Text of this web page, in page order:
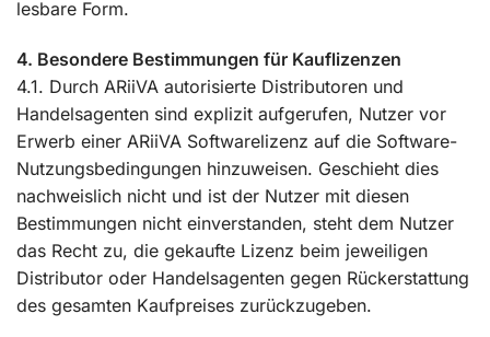
lesbare Form.
4. Besondere Bestimmungen für Kauflizenzen
4.1. Durch ARiiVA autorisierte Distributoren und
Handelsagenten sind explizit aufgerufen, Nutzer vor
Erwerb einer ARiiVA Softwarelizenz auf die Software-
Nutzungsbedingungen hinzuweisen. Geschieht dies
nachweislich nicht und ist der Nutzer mit diesen
Bestimmungen nicht einverstanden, steht dem Nutzer
das Recht zu, die gekaufte Lizenz beim jeweiligen
Distributor oder Handelsagenten gegen Rückerstattung
des gesamten Kaufpreises zurückzugeben.